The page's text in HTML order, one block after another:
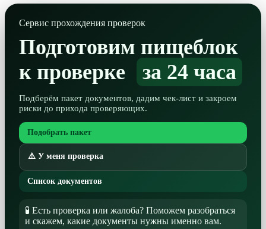
Сервис прохождения проверок
Подготовим пищеблок
к проверке
за 24 часа
Подберём пакет документов, дадим чек-лист и закроем
риски до прихода проверяющих.
Подобрать пакет
⚠️ У меня проверка
Список документов
🧪 Есть проверка или жалоба? Поможем разобраться
и скажем, какие документы нужны именно вам.